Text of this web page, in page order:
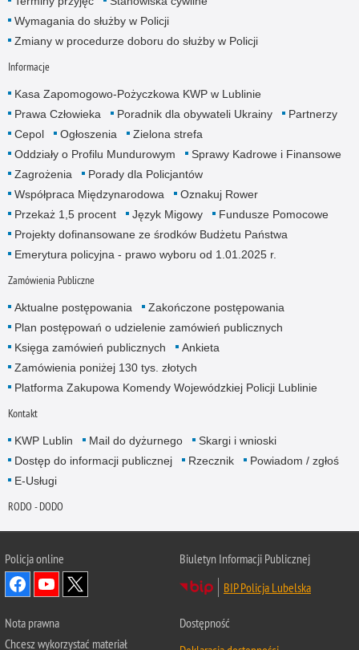
Wymagania do służby w Policji
Zmiany w procedurze doboru do służby w Policji
Informacje
Kasa Zapomogowo-Pożyczkowa KWP w Lublinie
Prawa Człowieka
Poradnik dla obywateli Ukrainy
Partnerzy
Cepol
Ogłoszenia
Zielona strefa
Oddziały o Profilu Mundurowym
Sprawy Kadrowe i Finansowe
Zagrożenia
Porady dla Policjantów
Współpraca Międzynarodowa
Oznakuj Rower
Przekaż 1,5 procent
Język Migowy
Fundusze Pomocowe
Projekty dofinansowane ze środków Budżetu Państwa
Emerytura policyjna - prawo wyboru od 1.01.2025 r.
Zamówienia Publiczne
Aktualne postępowania
Zakończone postępowania
Plan postępowań o udzielenie zamówień publicznych
Księga zamówień publicznych
Ankieta
Zamówienia poniżej 130 tys. złotych
Platforma Zakupowa Komendy Wojewódzkiej Policji Lublinie
Kontakt
KWP Lublin Mail do dyżurnego
Skargi i wnioski
Dostęp do informacji publicznej
Rzecznik
Powiadom / zgłoś
E-Usługi
RODO - DODO
Policja online
Biuletyn Informacji Publicznej
BIP Policja Lubelska
Nota prawna
Chcesz wykorzystać materiał
Dostępność